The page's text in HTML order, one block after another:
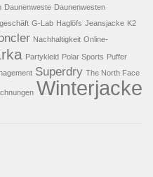
Daunenweste Daunenwesten
G-Lab Haglöfs Jeansjacke K2
Nachhaltigkeit Online-
Partykleid Polar Sports Puffer
Superdry The North Face
Winterjacke